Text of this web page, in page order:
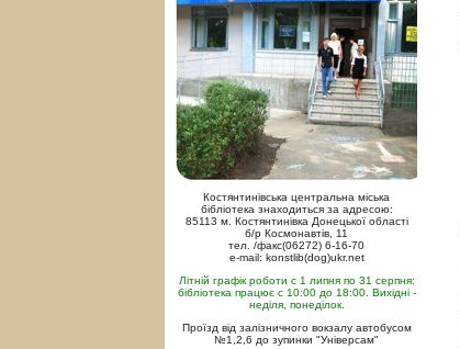
Костянтинівська центральна міська
бібліотека знаходиться за адресою:
85113 м. Костянтинівка Донецької області
б/р Космонавтів, 11
тел. /факс(06272) 6-16-70
e-mail: konstlib(dog)ukr.net
Літній графік роботи с 1 липня по 31 серпня:
бібліотека працює с 10:00 до 18:00. Вихідні -
неділя, понеділок.
Проїзд від залізничного вокзалу автобусом
№1,2,6 до зупинки "Універсам"